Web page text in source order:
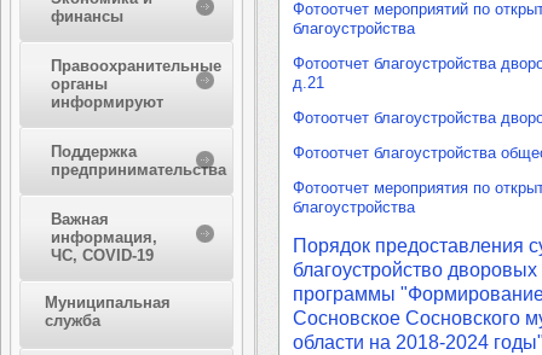
финансы
Правоохранительные
органы
информируют
Поддержка
предпринимательства
Важная
информация,
ЧС, COVID-19
Муниципальная
служба
Фотоотчет мероприятий по
благоустройства
Фотоотчет благоустройства
д.21
Фотоотчет благоустройства
Фотоотчет благоустройства
Фотоотчет мероприятия по
благоустройства
Порядок предоставления
благоустройство
программы
Сосновское Сосновского
области на 2018-2024